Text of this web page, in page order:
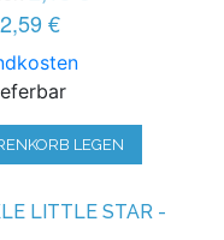
2,59 €
LEGEN
LITTLE STAR -